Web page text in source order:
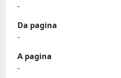
-
Da pagina
-
A pagina
-